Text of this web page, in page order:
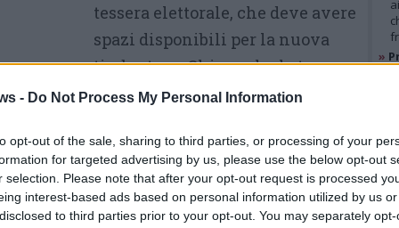
- Do Not Process My Personal Information
opt-out of the sale, sharing to third parties, or processing of your
for targeted advertising by us, please use the below opt-out
selection. Please note that after your opt-out request is processed
interest-based ads based on personal information utilized by us
to third parties prior to your opt-out. You may separately
tessera elettorale, che deve avere
spazi disponibili per la nuova
timbratura. Chi non ha la tessera
in casa, l’ha smarrita o ha
del proprio comune.
gli uffici elettorali osserveranno
6 giugno dalle 8.30 alle 18, domenica 7
»